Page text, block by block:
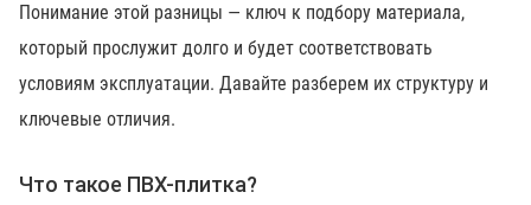
Понимание этой разницы — ключ к подбору материала,
который прослужит долго и будет соответствовать
условиям эксплуатации. Давайте разберем их структуру и
ключевые отличия.
Что такое ПВХ-плитка?